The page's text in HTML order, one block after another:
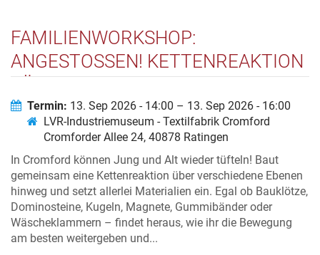
FAMILIENWORKSHOP:
ANGESTOSSEN! KETTENREAKTION F
Termin: 13. Sep 2026 - 14:00 – 13. Sep 2026 - 16:00
LVR-Industriemuseum - Textilfabrik Cromford
Cromforder Allee 24, 40878 Ratingen
In Cromford können Jung und Alt wieder tüfteln! Baut
gemeinsam eine Kettenreaktion über verschiedene Ebenen
hinweg und setzt allerlei Materialien ein. Egal ob Bauklötze,
Dominosteine, Kugeln, Magnete, Gummibänder oder
Wäscheklammern – findet heraus, wie ihr die Bewegung
am besten weitergeben und...